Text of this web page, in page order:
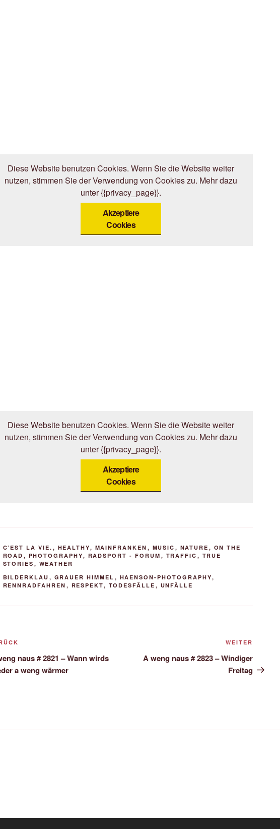
Diese Website benutzen Cookies. Wenn Sie die Website weiter
nutzen, stimmen Sie der Verwendung von Cookies zu. Mehr dazu
unter {{privacy_page}}.
Akzeptiere
Cookies
Diese Website benutzen Cookies. Wenn Sie die Website weiter
nutzen, stimmen Sie der Verwendung von Cookies zu. Mehr dazu
unter {{privacy_page}}.
Akzeptiere
Cookies
KATEGORIEN
C’EST LA VIE. , HEALTHY, MAINFRANKEN , MUSIC , NATURE , ON THE
ROAD , PHOTOGRAPHY, RADSPORT - FORUM , TRAFFIC , TRUE
STORIES , WEATHER
SCHLAGWÖRTER
BILDERKLAU , GRAUER HIMMEL , HAENSON-PHOTOGRAPHY,
RENNRADFAHREN , RESPEKT, TODESFÄLLE , UNFÄLLE
naus # 2821 – Wann wirds
a weng wärmer
Beitrag
WEITER
A weng naus # 2823 – Windiger
Freitag